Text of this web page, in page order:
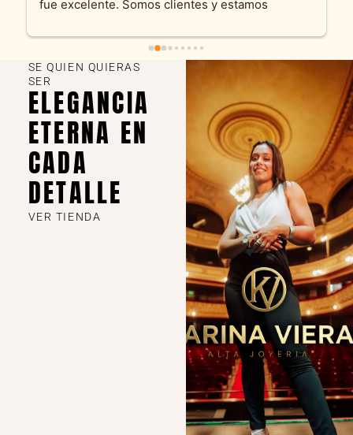
fue excelente. Somos clientes y estamos
SE QUIEN QUIERAS
SER
ELEGANCIA
ETERNA EN
CADA
DETALLE
VER TIENDA